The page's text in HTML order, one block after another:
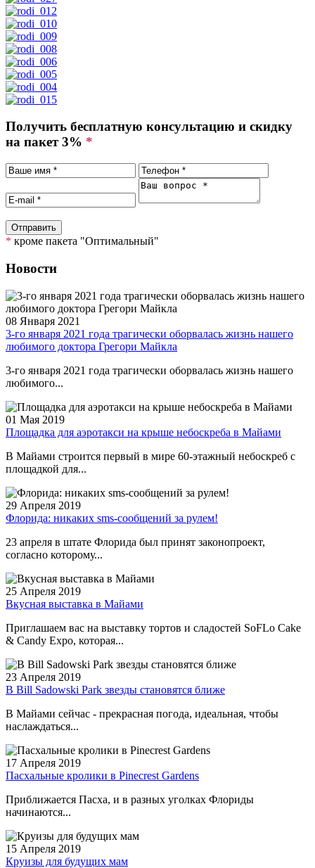
Получить бесплатную консультацию и скидку
на пакет 3% *
* кроме пакета "Оптимальный"
Новости
08 Января 2021
3-го января 2021 года трагически оборвалась жизнь нашего
любимого доктора Грегори Майкла
3-го января 2021 года трагически оборвалась жизнь нашего
любимого...
01 Мая 2019
Площадка для аэротакси на крыше небоскреба в Майами
В Майами строится первый в мире 60-этажный небоскреб с
площадкой для...
29 Апреля 2019
Флорида: никаких sms-сообщений за рулем!
23 апреля в штате Флорида был принят законопроект,
согласно которому...
25 Апреля 2019
Вкусная выставка в Майами
Приглашаем вас на выставку тортов и сладостей SoFLo Cake
& Candy Expo, которая...
23 Апреля 2019
В Bill Sadowski Park звезды становятся ближе
В Майами сейчас - прекрасная погода, идеальная, чтобы
наслаждаться...
17 Апреля 2019
Пасхальные кролики в Pinecrest Gardens
Приближается Пасха, и в разных уголках Флориды
начинаются...
15 Апреля 2019
Круизы для будущих мам